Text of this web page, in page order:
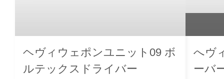
ヘヴィウェポンユニット09 ボ
ルテックスドライバー
へヴ
ーバ